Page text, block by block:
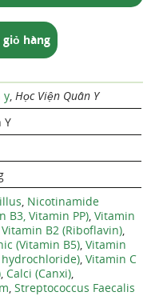
giỏ hàng
y, Học Viện Quân Y
Y
, Nicotinamide
B3, Vitamin PP), Vitamin
Vitamin B2 (Riboflavin),
(Vitamin B5), Vitamin
hydrochloride), Vitamin C
, Calci (Canxi),
, Streptococcus Faecalis